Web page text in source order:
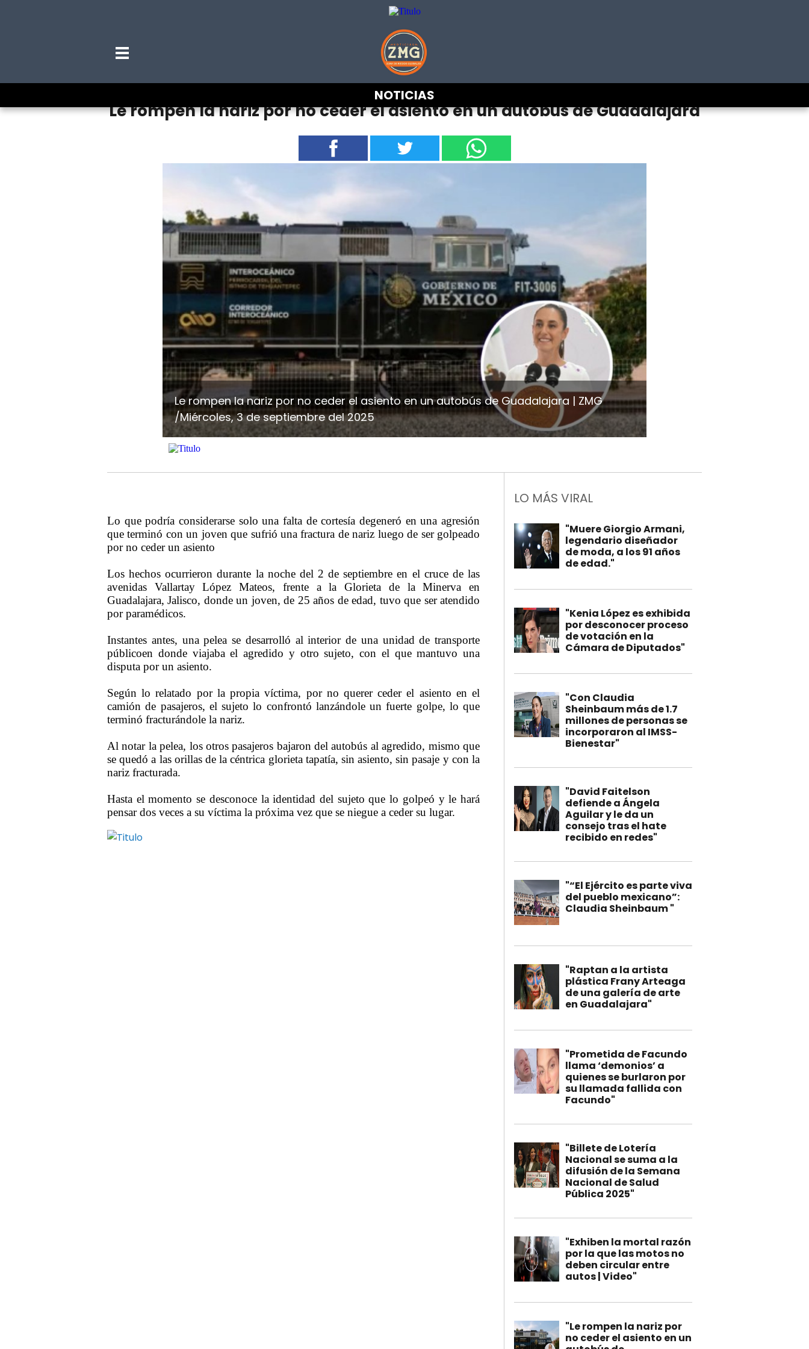
NOTICIAS
Le rompen la nariz por no ceder el asiento en un autobús de Guadalajara
Le rompen la nariz por no ceder el asiento en un autobús de Guadalajara
ZMG
/Miércoles, 3 de septiembre del 2025
Lo que podría considerarse solo una falta de cortesía degeneró en una agresión
que terminó con un joven que sufrió una fractura de nariz luego de ser golpeado
por no ceder un asiento
Los hechos ocurrieron durante la noche del 2 de septiembre en el cruce de las
avenidas Vallartay López Mateos, frente a la Glorieta de la Minerva en
Guadalajara, Jalisco, donde un joven, de 25 años de edad, tuvo que ser atendido
por paramédicos.
Instantes antes, una pelea se desarrolló al interior de una unidad de transporte
públicoen donde viajaba el agredido y otro sujeto, con el que mantuvo una
disputa por un asiento.
Según lo relatado por la propia víctima, por no querer ceder el asiento en el
camión de pasajeros, el sujeto lo confrontó lanzándole un fuerte golpe, lo que
terminó fracturándole la nariz.
Al notar la pelea, los otros pasajeros bajaron del autobús al agredido, mismo que
se quedó a las orillas de la céntrica glorieta tapatía, sin asiento, sin pasaje y con la
nariz fracturada.
Hasta el momento se desconoce la identidad del sujeto que lo golpeó y le hará
pensar dos veces a su víctima la próxima vez que se niegue a ceder su lugar.
LO MÁS VIRAL
"Muere Giorgio Armani,
legendario diseñador
de moda, a los 91 años
de edad."
"Kenia López es exhibida
por desconocer proceso
de votación en la
Cámara de Diputados"
"Con Claudia
Sheinbaum más de 1.7
millones de personas se
incorporaron al IMSS-
Bienestar"
"David Faitelson
defiende a Ángela
Aguilar y le da un
consejo tras el hate
recibido en redes"
"“El Ejército es parte viva
del pueblo mexicano”:
Claudia Sheinbaum "
"Raptan a la artista
plástica Frany Arteaga
de una galería de arte
en Guadalajara"
"Prometida de Facundo
llama ‘demonios’ a
quienes se burlaron por
su llamada fallida con
Facundo"
"Billete de Lotería
Nacional se suma a la
difusión de la Semana
Nacional de Salud
Pública 2025"
"Exhiben la mortal razón
por la que las motos no
deben circular entre
autos | Video"
"Le rompen la nariz por
no ceder el asiento en un